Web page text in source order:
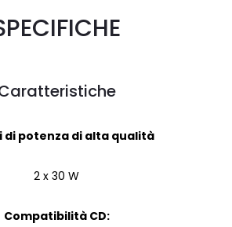
di potenza di alta qualità
2 x 30 W
Compatibilità CD: